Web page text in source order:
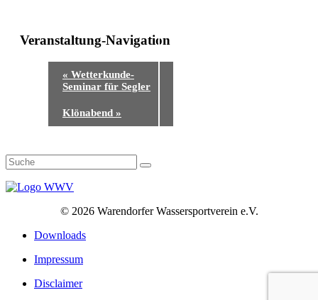
Veranstaltung-Navigation
« Wetterkunde-
Seminar für Segler
Klönabend »
© 2026 Warendorfer Wassersportverein e.V.
Downloads
Impressum
Disclaimer